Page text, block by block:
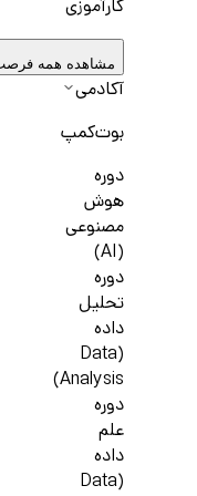
کارآموزی
مشاهده همه
آکادمی
بوت‌کمپ
دوره
هوش
مصنوعی
(AI)
دوره
تحلیل
داده
(Data
Analysis)
دوره
علم
داده
(Data